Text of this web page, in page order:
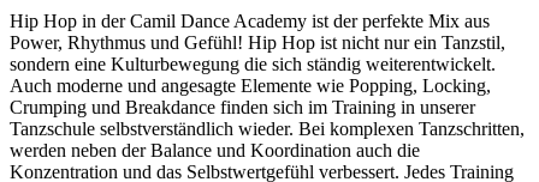
Hip Hop in der Camil Dance Academy ist der perfekte Mix aus
Power, Rhythmus und Gefühl! Hip Hop ist nicht nur ein Tanzstil,
sondern eine Kulturbewegung die sich ständig weiterentwickelt.
Auch moderne und angesagte Elemente wie Popping, Locking,
Crumping und Breakdance finden sich im Training in unserer
Tanzschule selbstverständlich wieder. Bei komplexen Tanzschritten,
werden neben der Balance und Koordination auch die
Konzentration und das Selbstwertgefühl verbessert. Jedes Training